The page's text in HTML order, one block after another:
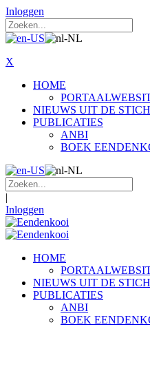
Inloggen
X
HOME
NIEUWS UIT DE
PUBLICATIES
ANBI
BOEK
|
Inloggen
HOME
NIEUWS UIT DE
PUBLICATIES
ANBI
BOEK